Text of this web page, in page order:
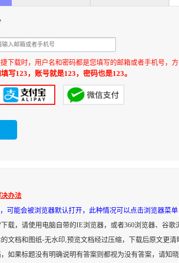
下载时，用户名和密码都是您填写的邮箱或者手机号，
写123，账号就是123，密码也是123。
决办法
可能会被浏览器默认打开，此种情况可以点击浏览器菜
载，请使用电脑自带的IE浏览器，或者360浏览器、谷歌
文档和图纸-无水印,预览文档经过压缩，下载后原文更清
如果标题没有明确说明有答案则都视为没有答案，请知晓